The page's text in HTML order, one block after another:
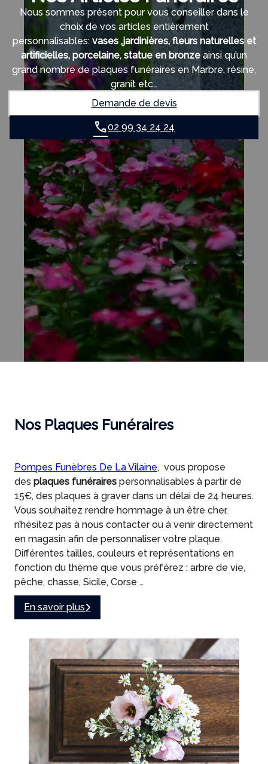
Nous sommes présent pour vous conseiller dans le
choix de vos articles entièrement
personnalisables: vases ,jardinières, fleurs naturelles et
artificielles, porcelaine, statue en bronzeainsi qu’un
grand nombre de plaques funéraires en Marbre, résine,
granit etc…
Demande de devis
02 99 34 24 24
Nos Plaques Funéraires
Pompes Funèbres De La Vilaine, vous propose
des plaques funéraires personnalisables à partir de
15€, des plaques à graver dans un délai de 24 heures.
Vous souhaitez rendre hommage à un être cher,
n’hésitez pas à nous contacter ou à venir directement
en magasin afin de personnaliser votre plaque.
Différentes tailles, couleurs et représentations en
fonction du thème que vous préférez : arbre de vie,
pêche, chasse, Sicile, Corse …
En savoir plus